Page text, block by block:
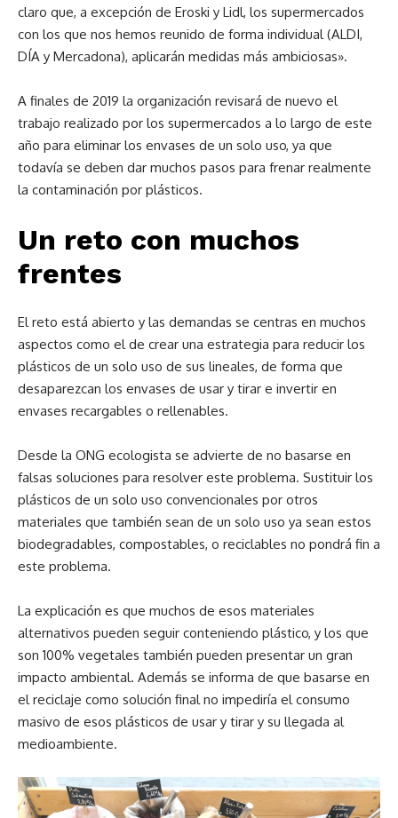
claro que, a excepción de Eroski y Lidl, los supermercados
con los que nos hemos reunido de forma individual (ALDI,
DÍA y Mercadona), aplicarán medidas más ambiciosas».
A finales de 2019 la organización revisará de nuevo el
trabajo realizado por los supermercados a lo largo de este
año para eliminar los envases de un solo uso, ya que
todavía se deben dar muchos pasos para frenar realmente
la contaminación por plásticos.
Un reto con muchos
frentes
El reto está abierto y las demandas se centras en muchos
aspectos como el de crear una estrategia para reducir los
plásticos de un solo uso de sus lineales, de forma que
desaparezcan los envases de usar y tirar e invertir en
envases recargables o rellenables.
Desde la ONG ecologista se advierte de no basarse en
falsas soluciones para resolver este problema. Sustituir los
plásticos de un solo uso convencionales por otros
materiales que también sean de un solo uso ya sean estos
biodegradables, compostables, o reciclables no pondrá fin a
este problema.
La explicación es que muchos de esos materiales
alternativos pueden seguir conteniendo plástico, y los que
son 100% vegetales también pueden presentar un gran
impacto ambiental. Además se informa de que basarse en
el reciclaje como solución final no impediría el consumo
masivo de esos plásticos de usar y tirar y su llegada al
medioambiente.